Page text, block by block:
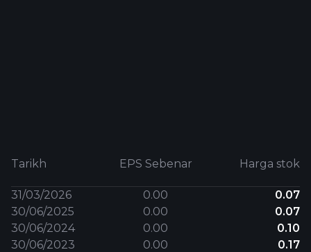
Tarikh EPS Sebenar Harga stok
31/03/2026 0.00
0.07
30/06/2025
0.00
0.07
30/06/2024
0.00
0.10
30/06/2023
0.00
0.17